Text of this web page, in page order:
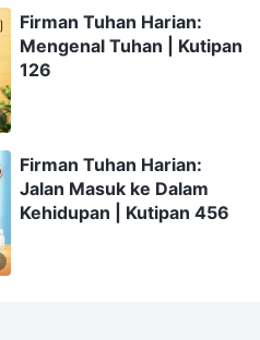
Firman Tuhan Harian:
Mengenal Tuhan | Kutipan
126
Firman Tuhan Harian:
Jalan Masuk ke Dalam
Kehidupan | Kutipan 456